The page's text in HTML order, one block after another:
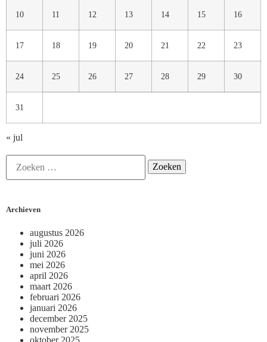
10 11 12 13 14 15 16
17 18 19 20 21 22 23
24 25 26 27 28 29 30
31
« jul
Archieven
augustus 2026
juli 2026
juni 2026
mei 2026
april 2026
maart 2026
februari 2026
januari 2026
december 2025
november 2025
oktober 2025